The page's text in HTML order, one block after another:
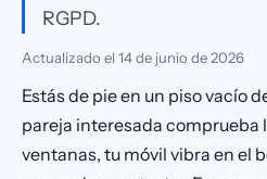
RGPD.
Actualizado el 14 de junio de 2026
Estás de pie en un piso vacío
pareja interesada comprueba
ventanas, tu móvil vibra en el